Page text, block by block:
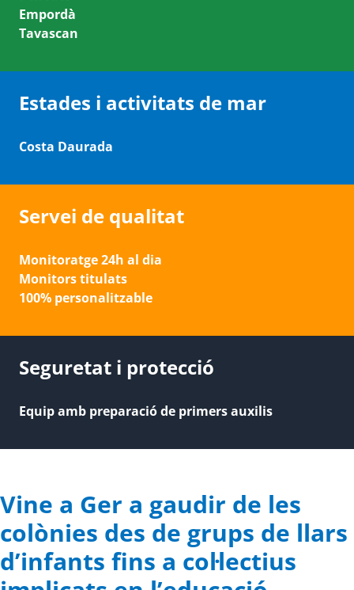
Empordà
Tavascan
Estades i activitats de mar
Costa Daurada
Servei de qualitat
Monitoratge 24h al dia
Monitors titulats
100% personalitzable
Seguretat i protecció
Equip amb preparació de primers auxilis
Vine a Ger a gaudir de les
colònies des de grups de llars
d’infants fins a col·lectius